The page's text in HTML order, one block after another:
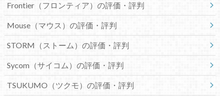
Frontier（フロンティア）の評価・評判
Mouse（マウス）の評価・評判
STORM（ストーム）の評価・評判
Sycom（サイコム）の評価・評判
TSUKUMO（ツクモ）の評価・評判